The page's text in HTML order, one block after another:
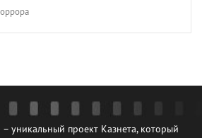
уникальный проект Казнета, который